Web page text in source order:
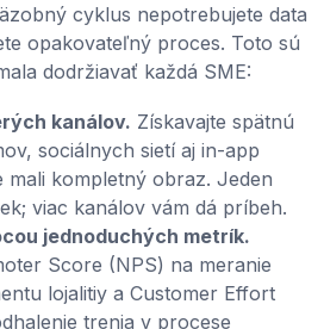
cyklus nepotrebujete data
opakovateľný proces. Toto sú
dodržiavať každá SME:
kanálov. Získavajte spätnú
sociálnych sietí aj in-app
mali kompletný obraz. Jeden
viac kanálov vám dá príbeh.
jednoduchých metrík.
Score (NPS) na meranie
lojalitiy a Customer Effort
trenia v procese